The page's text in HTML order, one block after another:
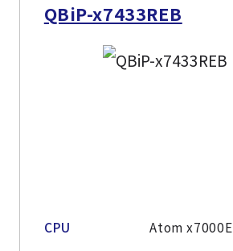
QBiP-x7433REB
CPU
Atom x7000E